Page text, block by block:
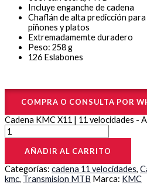
Incluye enganche de cadena
Chaflán de alta predicción
piñones y platos
Extremadamemte duradero
Peso: 258 g
126 Eslabones
COMPRA O CONSULTA POR
Cadena KMC X11 | 11 velocidades -
AÑADIR AL CARRITO
Categorías: cadena 11 velocidades,
kmc, Transmision MTB Marca: KMC